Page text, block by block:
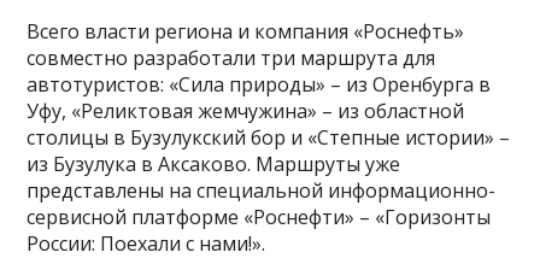
Всего власти региона и компания «Роснефть»
совместно разработали три маршрута для
автотуристов: «Сила природы» – из Оренбурга в
Уфу, «Реликтовая жемчужина» – из областной
столицы в Бузулукский бор и «Степные истории» –
из Бузулука в Аксаково. Маршруты уже
представлены на специальной информационно-
сервисной платформе «Роснефти» – «Горизонты
России: Поехали с нами!».